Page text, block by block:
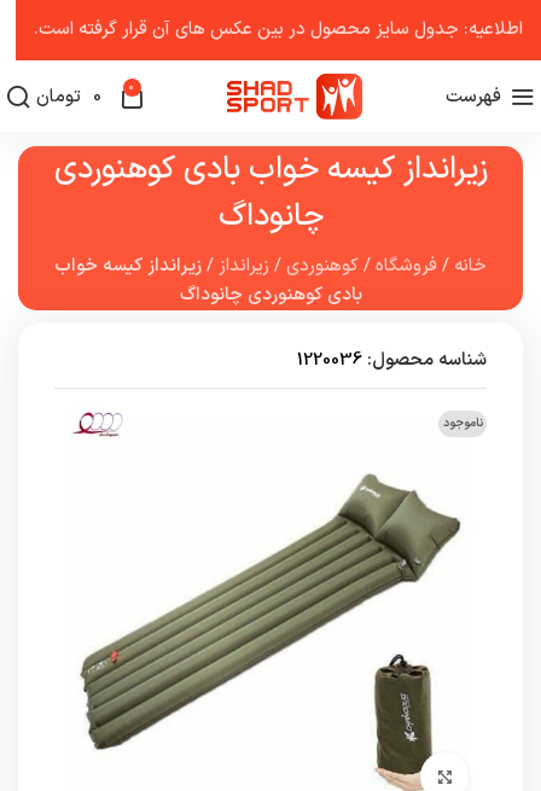
فهرست 0
0 تومان
زیرانداز کیسه خواب بادی کوهنوردی
چانوداگ
خانه /فروشگاه/کوهنوردی/ زیرانداز/زیرانداز کیسه خواب
بادی کوهنوردی چانوداگ
شناسه محصول: 1220036
ناموجود
برای بزرگنمایی کلیک کنید
اطلاعیه: جدول سایز محصول در بین عکس ‌های آن قرار گرفته است.